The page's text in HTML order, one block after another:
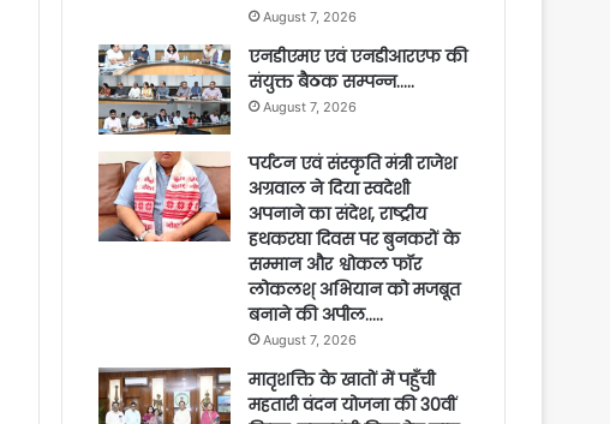
August 7, 2026
एनडीएमए एवं एनडीआरएफ की
संयुक्त बैठक सम्पन्न…..
August 7, 2026
पर्यटन एवं संस्कृति मंत्री राजेश
अग्रवाल ने दिया स्वदेशी
अपनाने का संदेश, राष्ट्रीय
हथकरघा दिवस पर बुनकरों के
सम्मान और श्वोकल फॉर
लोकलश् अभियान को मजबूत
बनाने की अपील…..
August 7, 2026
मातृशक्ति के खातों में पहुँची
महतारी वंदन योजना की 30वीं